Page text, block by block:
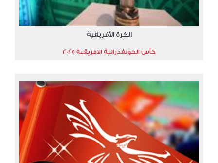
الكرة الأفريقية
كأس الكونفدرالية الافريقية 2025